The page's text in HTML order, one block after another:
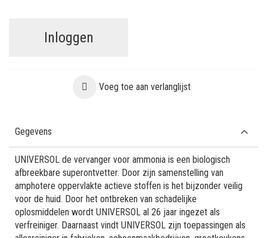
Inloggen
Voeg toe aan verlanglijst
Gegevens
UNIVERSOL de vervanger voor ammonia is een biologisch
afbreekbare superontvetter. Door zijn samenstelling van
amphotere oppervlakte actieve stoffen is het bijzonder veilig
voor de huid. Door het ontbreken van schadelijke
oplosmiddelen wordt UNIVERSOL al 26 jaar ingezet als
verfreiniger. Daarnaast vindt UNIVERSOL zijn toepassingen als